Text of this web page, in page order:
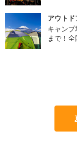
アウト
キャン
まで！